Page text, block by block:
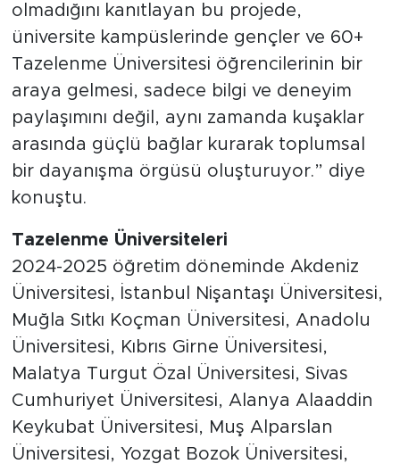
olmadığını kanıtlayan bu projede,
üniversite kampüslerinde gençler ve 60+
Tazelenme Üniversitesi öğrencilerinin bir
araya gelmesi, sadece bilgi ve deneyim
paylaşımını değil, aynı zamanda kuşaklar
arasında güçlü bağlar kurarak toplumsal
bir dayanışma örgüsü oluşturuyor.” diye
konuştu.
Tazelenme Üniversiteleri
2024-2025 öğretim döneminde Akdeniz
Üniversitesi, İstanbul Nişantaşı Üniversitesi,
Muğla Sıtkı Koçman Üniversitesi, Anadolu
Üniversitesi, Kıbrıs Girne Üniversitesi,
Malatya Turgut Özal Üniversitesi, Sivas
Cumhuriyet Üniversitesi, Alanya Alaaddin
Keykubat Üniversitesi, Muş Alparslan
Üniversitesi, Yozgat Bozok Üniversitesi,